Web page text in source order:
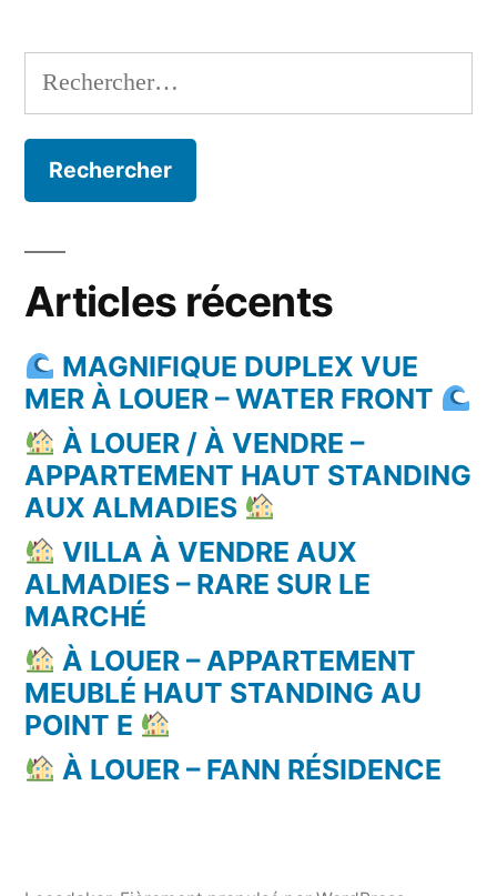
Rechercher :
Articles récents
MAGNIFIQUE DUPLEX VUE
MER À LOUER – WATER FRONT
À LOUER / À VENDRE –
APPARTEMENT HAUT STANDING
AUX ALMADIES
VILLA À VENDRE AUX
ALMADIES – RARE SUR LE
MARCHÉ
À LOUER – APPARTEMENT
MEUBLÉ HAUT STANDING AU
POINT E
À LOUER – FANN RÉSIDENCE